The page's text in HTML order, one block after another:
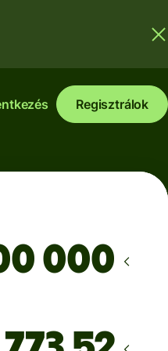
Regisztrálok